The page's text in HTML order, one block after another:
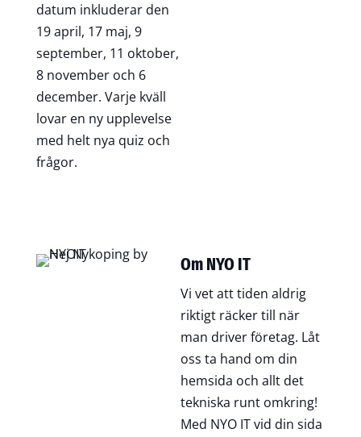
datum inkluderar den
19 april, 17 maj, 9
september, 11 oktober,
8 november och 6
december. Varje kväll
lovar en ny upplevelse
med helt nya quiz och
frågor.
Om NYO IT
Vi vet att tiden aldrig
riktigt räcker till när
man driver företag. Låt
oss ta hand om din
hemsida och allt det
tekniska runt omkring!
Med NYO IT vid din sida